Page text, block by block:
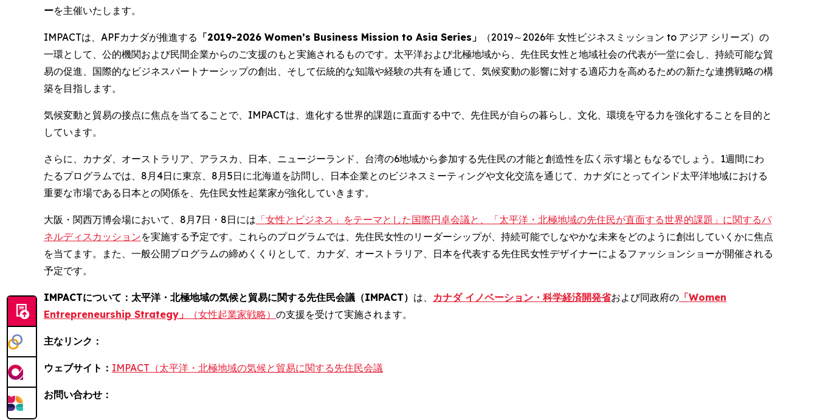
ーを主催いたします。
IMPACTは、APFカナダが推進する 「2019-2026 Women’s Business Mission to Asia Series」
（2019～2026年 女性ビジネスミッション to アジア シリーズ）の
一環として、公的機関および民間企業からのご支援のもと実施されるものです。太平洋および北極地域から、先住民女性と地域社会の代表が一堂に会し、持続可能な貿
易の促進、国際的なビジネスパートナーシップの創出、そして伝統的な知識や経験の共有を通じて、気候変動の影響に対する適応力を高めるための新たな連携戦略の構
築を目指します。
気候変動と貿易の接点に焦点を当てることで、IMPACTは、進化する世界的課題に直面する中で、先住民が自らの暮らし、文化、環境を守る力を強化することを目的と
しています。
さらに、カナダ、オーストラリア、アラスカ、日本、ニュージーランド、台湾の6地域から参加する先住民の才能と創造性を広く示す場ともなるでしょう。1週間にわ
たるプログラムでは、8月4日に東京、8月5日に北海道を訪問し、日本企業とのビジネスミーティングや文化交流を通じて、カナダにとってインド太平洋地域における
重要な市場である日本との関係を、先住民女性起業家が強化していきます。
大阪・関西万博会場において、8月7日・8日には 「女性とビジネス」をテーマとした国際円卓会議と、「太平洋・北極地域の先住民が直面する世界的課題」に関するパ
ネルディスカッションを実施する予定です。これらのプログラムでは、先住民女性のリーダーシップが、持続可能でしなやかな未来をどのように創出していくかに焦点
を当てます。また、一般公開プログラムの締めくくりとして、カナダ、オーストラリア、日本を代表する先住民女性デザイナーによるファッションショーが開催される
予定です。
IMPACTについて：太平洋・北極地域の気候と貿易に関する先住民会議（IMPACT） は、 カナダ イノベーション・科学経済開発省および同政府の 「Women
Entrepreneurship Strategy」
（女性起業家戦略） の支援を受けて実施されます。
主なリンク：
ウェブサイト： IMPACT（太平洋・北極地域の気候と貿易に関する先住民会議
お問い合わせ：